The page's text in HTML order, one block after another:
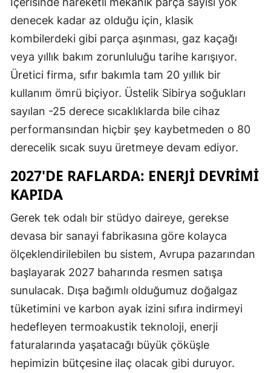
Zonguldak
Aksaray
Bayburt
Karaman
Kırıkkale
Batman
Şırnak
Ardahan
Iğdır
Yalova
Karabük
Kilis
Osmaniye
Düzce
denecek kadar az olduğu için, klasik
kombilerdeki gibi parça aşınması, gaz kaçağı
veya yıllık bakım zorunluluğu tarihe karışıyor.
Üretici firma, sıfır bakımla tam 20 yıllık bir
kullanım ömrü biçiyor. Üstelik Sibirya soğukları
sayılan -25 derece sıcaklıklarda bile cihaz
performansından hiçbir şey kaybetmeden o 80
derecelik sıcak suyu üretmeye devam ediyor.
2027'DE RAFLARDA: ENERJI DEVRIMI
KAPIDA
Gerek tek odalı bir stüdyo daireye, gerekse
devasa bir sanayi fabrikasına göre kolayca
ölçeklendirilebilen bu sistem, Avrupa pazarından
başlayarak 2027 baharında resmen satışa
sunulacak. Dışa bağımlı olduğumuz doğalgaz
tüketimini ve karbon ayak izini sıfıra indirmeyi
hedefleyen termoakustik teknoloji, enerji
faturalarında yaşatacağı büyük çöküşle
hepimizin bütçesine ilaç olacak gibi duruyor.